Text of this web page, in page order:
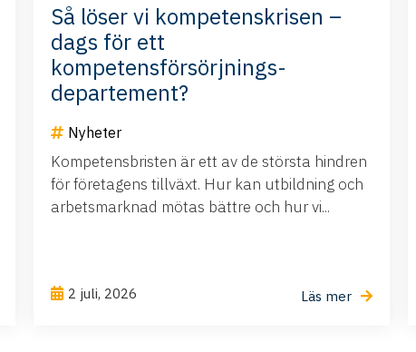
Så löser vi kompetenskrisen –
dags för ett
kompetensförsörjnings-
departement?
Nyheter
Kompetensbristen är ett av de största hindren
för företagens tillväxt. Hur kan utbildning och
arbetsmarknad mötas bättre och hur vi...
2 juli, 2026 Läs mer